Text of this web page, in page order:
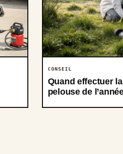
CONSEIL
Quand effectuer
pelouse de